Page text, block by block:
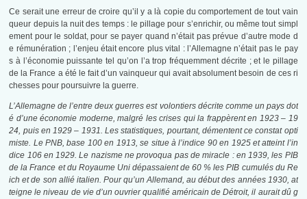
Ce serait une erreur de croire qu’il y a là copie du comportement de tout vain
queur depuis la nuit des temps : le pillage pour s’enrichir, ou même tout simpl
ement pour le soldat, pour se payer quand n’était pas prévue d’autre mode d
e rémunération ; l’enjeu était encore plus vital : l’Allemagne n’était pas le pay
s à l’économie puissante tel qu’on l’a trop fréquemment décrite ; et le pillage
de la France a été le fait d’un vainqueur qui avait absolument besoin de ces ri
chesses pour poursuivre la guerre.
L’Allemagne de l’entre deux guerres est volontiers décrite comme un pays dot
é d’une économie moderne, malgré les crises qui la frappèrent en 1923 – 19
24, puis en 1929 – 1931. Les statistiques, pourtant, démentent ce constat opti
miste. Le PNB, base 100 en 1913, se situe à l’indice 90 en 1925 et atteint l’in
dice 106 en 1929. Le nazisme ne provoqua pas de miracle : en 1939, les PIB
de la France et du Royaume Uni dépassaient de 60 % les PIB cumulés du Re
ich et de son allié italien. Pour qu’un Allemand, au début des années 1930, at
teigne le niveau de vie d’un ouvrier qualifié américain de Détroit, il aurait dû g